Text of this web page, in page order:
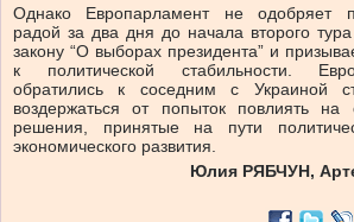
Однако Европарламент не одобряет
радой за два дня до начала второго
закону “О выборах президента” и
к политической стабильности.
обратились к соседним с Украиной
воздержаться от попыток повлиять на
решения, принятые на пути
экономического развития.
Юлия РЯБЧУН,